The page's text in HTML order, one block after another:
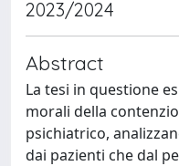
2023/2024
Abstract
La tesi in questione
morali della
psichiatrico,
dai pazienti che dal